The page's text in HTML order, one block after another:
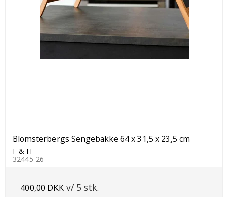
Blomsterbergs Sengebakke 64 x 31,5 x 23,5 cm
F & H
32445-26
400,00 DKK v/ 5 stk.